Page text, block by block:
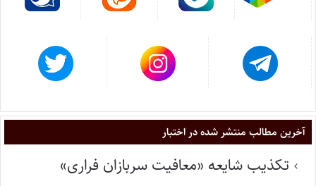
آخرین مطالب منتشر شده در اختبار
تکذیب شایعه «معافیت سربازان فراری»